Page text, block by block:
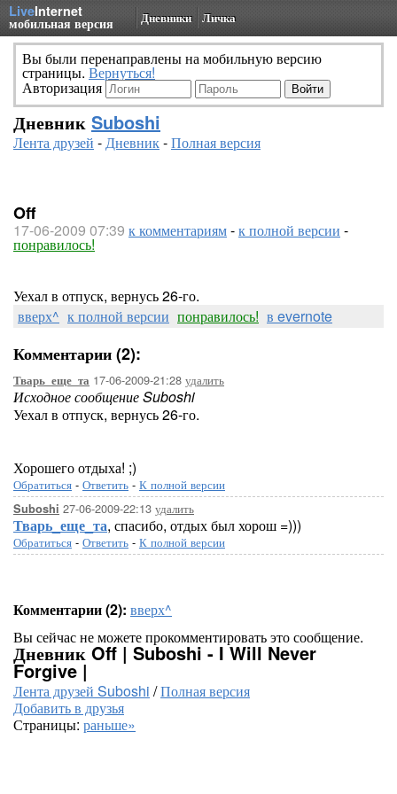
LiveInternet
мобильная версия Дневники Личка
Вы были перенаправлены на мобильную версию
страницы. Вернуться!
Авторизация
Дневник Suboshi
Лента друзей -Дневник-Полная версия
Off
17-06-2009 07:39 к комментариям-к полной версии -
понравилось!
Уехал в отпуск, вернусь 26-го.
вверх^ к полной версии понравилось! в evernote
Комментарии (2):
Тварь_еще_та 17-06-2009-21:28 удалить
Исходное сообщение Suboshi
Уехал в отпуск, вернусь 26-го.
Хорошего отдыха! ;)
Обратиться - Ответить - К полной версии
Suboshi 27-06-2009-22:13 удалить
Тварь_еще_та, спасибо, отдых был хорош =)))
Обратиться - Ответить - К полной версии
Комментарии (2): вверх^
Вы сейчас не можете прокомментировать это сообщение.
Дневник Off | Suboshi - I Will Never
Forgive |
Лента друзей Suboshi /Полная версия
Добавить в друзья
Страницы: раньше»